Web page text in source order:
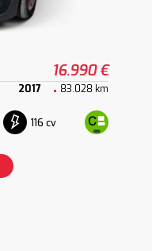
16.990 €
2017 83.028 km
116 cv